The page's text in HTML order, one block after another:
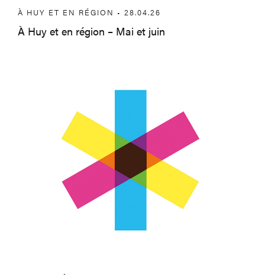
À HUY ET EN RÉGION • 28.04.26
À Huy et en région – Mai et juin